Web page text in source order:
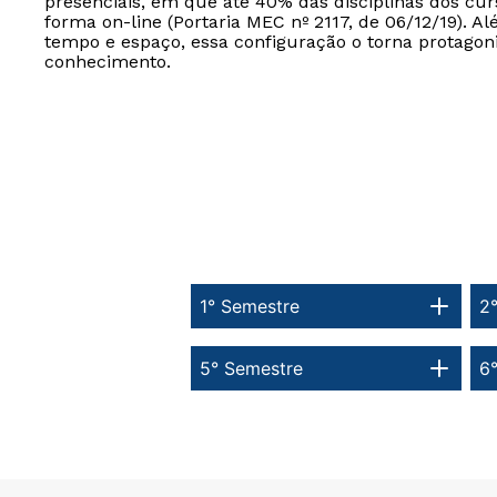
forma on-line (Portaria MEC nº 2117, de 06/12/19).
tempo e espaço, essa configuração o torna
conhecimento.
1° Semestre
5° Semestre